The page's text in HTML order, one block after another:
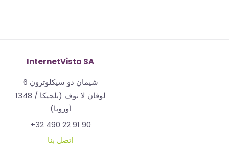
InternetVista SA
شيمان دو سيكلوترون 6
1348 لوفان لا نوف (بلجيكا /
أوروبا)
+32 490 22 91 90
اتصل بنا